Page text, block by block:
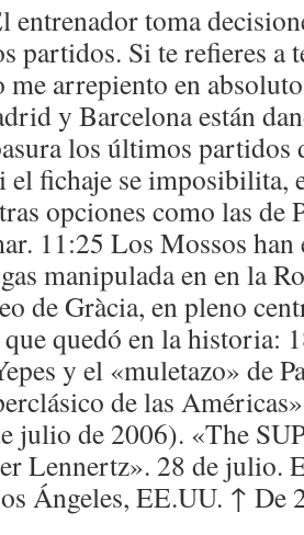
toma
partidos. Si te refieres a
me arrepiento en
y Barcelona están
los últimos partidos
el fichaje se imposibilita,
opciones como las de
11:25 Los Mossos han
manipulada en en la
de Gràcia, en pleno
quedó en la historia:
y el «muletazo» de
de las
julio de 2006). «The
Lennertz». 28 de julio.
Ángeles, EE.UU. ↑ De